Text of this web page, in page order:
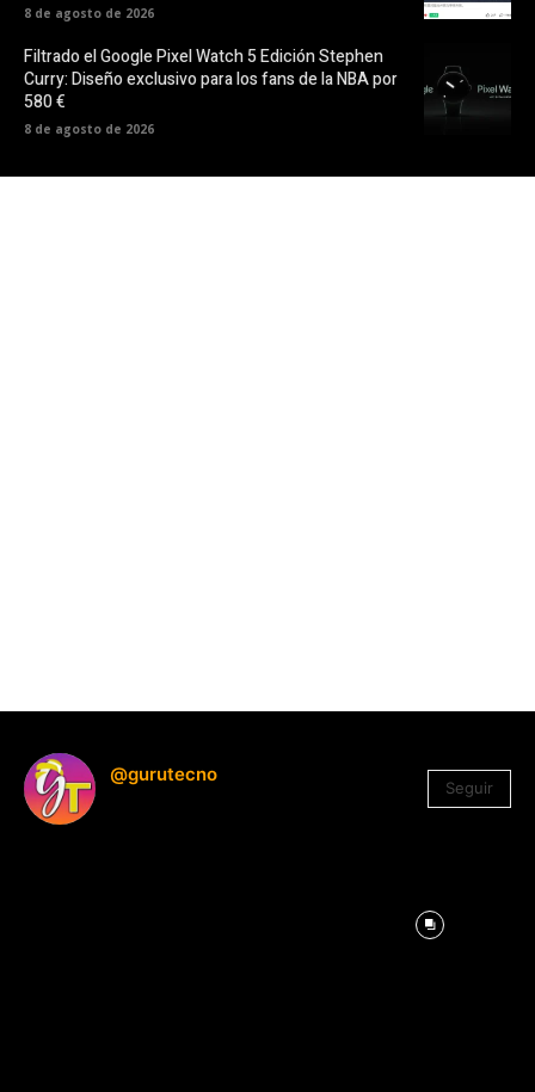
8 de agosto de 2026
Filtrado el Google Pixel Watch 5 Edición Stephen
Curry: Diseño exclusivo para los fans de la NBA por
580 €
8 de agosto de 2026
@gurutecno
Seguir